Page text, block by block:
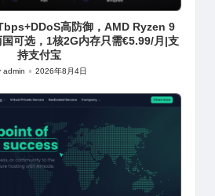
高防御，AMD Ryzen 9
可选，1核2G内存只需€5.99/月|支
持支付宝
admin 2026年8月4日